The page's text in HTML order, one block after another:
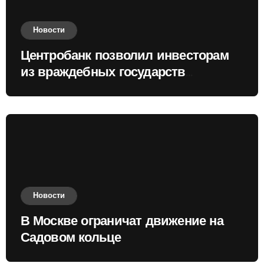
Новости
Центробанк позволил инвесторам
из враждебных государств
Новости
В Москве ограничат движение на
Садовом кольце